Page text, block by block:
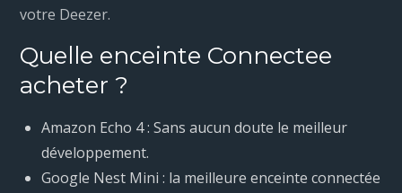
votre Deezer.
Quelle enceinte Connectee
acheter ?
Amazon Echo 4 : Sans aucun doute le meilleur
développement.
Google Nest Mini : la meilleure enceinte connectée